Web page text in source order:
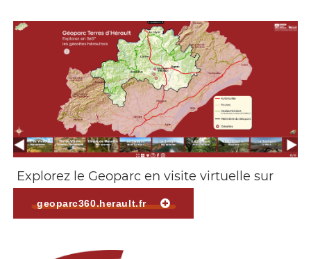
Explorez le Geoparc en visite virtuelle sur
geoparc360.herault.fr